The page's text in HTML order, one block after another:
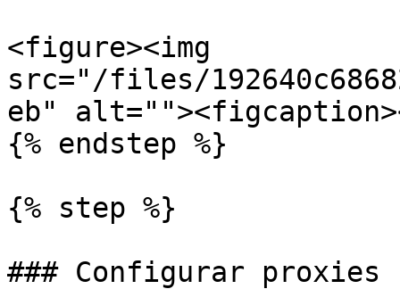
<figure><img
src="/files/
eb"
{% endstep %}
{% step %}
### Configurar proxies